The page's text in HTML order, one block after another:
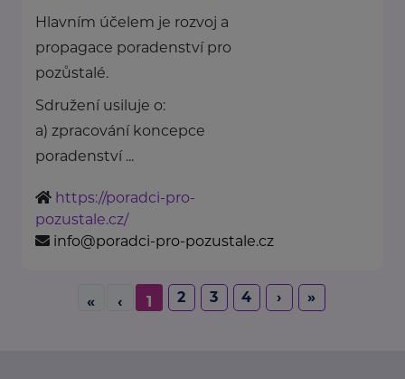
Hlavním účelem je rozvoj a
propagace poradenství pro
pozůstalé.
Sdružení usiluje o:
a) zpracování koncepce
poradenství ...
https://poradci-pro-
pozustale.cz/
info@poradci-pro-pozustale.cz
« ‹ 1 2 3 4 › »